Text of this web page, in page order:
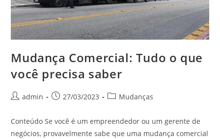
Mudança Comercial: Tudo o que
você precisa saber
admin 27/03/2023 Mudanças
Conteúdo Se você é um empreendedor ou um gerente de
negócios, provavelmente sabe que uma mudança comercial